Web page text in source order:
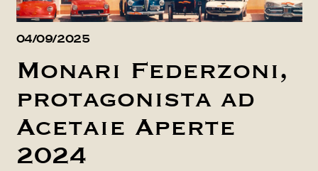
04/09/2025
Monari Federzoni,
protagonista ad
Acetaie Aperte
2024